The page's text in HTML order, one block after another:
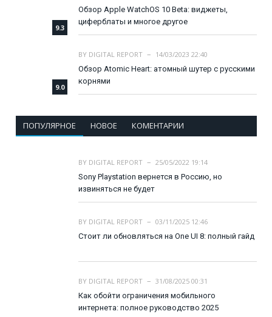
9.3
Обзор Apple WatchOS 10 Beta: виджеты,
циферблаты и многое другое
9.0
BY DIGITAL REPORT
14/03/2023 22:40
Обзор Atomic Heart: атомный шутер с русскими
корнями
ПОПУЛЯРНОЕ НОВОЕ КОМЕНТАРИИ
BY DIGITAL REPORT
25/05/2022 19:14
Sony Playstation вернется в Россию, но
извиняться не будет
BY DIGITAL REPORT
03/11/2025 12:46
Стоит ли обновляться на One UI 8: полный гайд
BY DIGITAL REPORT
31/08/2025 00:31
Как обойти ограничения мобильного
интернета: полное руководство 2025